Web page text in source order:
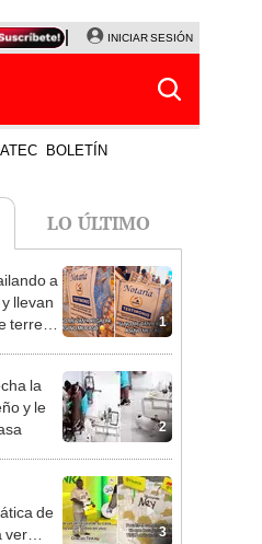
DÓLAR CORTE DE LUZ VIERNES 7
INICIAR SESIÓN
BOLETÍN
LO ÚLTIMO
1
a
llevan
terreno
2
la
y le
3
de
ver